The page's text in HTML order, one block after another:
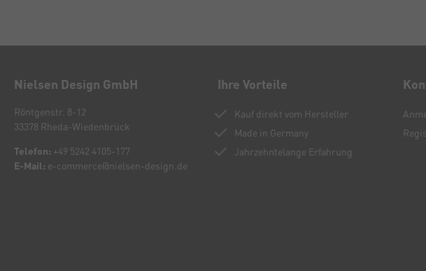
Nielsen Design GmbH
Röntgenstr. 8-12
33378 Rheda-Wiedenbrück
Telefon: +49 5242 4105-177
E-Mail: e-commerce@nielsen-design.de
Ihre Vorteile
Kauf direkt vom Hersteller
Made in Germany
Jahrzehntelange Erfahrung